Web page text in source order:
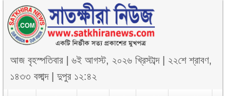
আজবৃহস্পতিবার |৬ই আগস্ট, ২০২৬ খ্রিস্টাব্দ| ২২শে শ্রাবণ,
১৪৩৩ বঙ্গাব্দ|দুপুর ১২:৪২